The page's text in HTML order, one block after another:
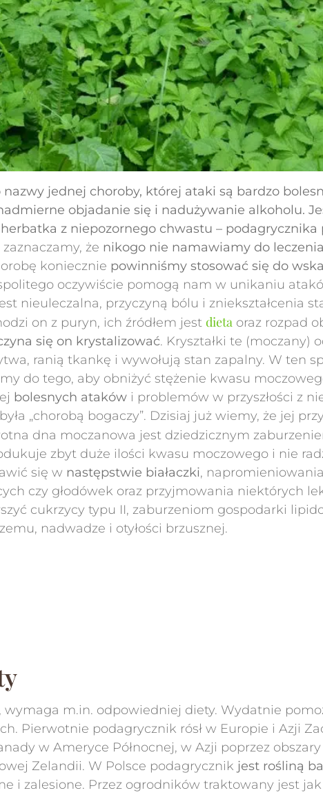
jednej choroby, której ataki są bardzo
objadanie się i nadużywanie alkoholu.
z niepozornego chwastu – podagrycznika
że nikogo nie namawiamy do
koniecznie powinniśmy stosować się do
oczywiście pomogą nam w unikaniu
nieuleczalna, przyczyną bólu i zniekształcenia
on z puryn, ich źródłem jest dieta oraz rozpad
się on krystalizować. Kryształki te (moczany)
ranią tkankę i wywołują stan zapalny. W ten
do tego, aby obniżyć stężenie kwasu
bolesnych ataków i problemów w przyszłości z
„chorobą bogaczy”. Dzisiaj już wiemy, że jej
dna moczanowa jest dziedzicznym
zbyt duże ilości kwasu moczowego i nie
się w następstwie białaczki,
czy głodówek oraz przyjmowania niektórych
cukrzycy typu II, zaburzeniom gospodarki
nadwadze i otyłości brzusznej.
, wymaga m.in. odpowiedniej diety. Wydatnie
Pierwotnie podagrycznik rósł w Europie i Azji
w Ameryce Północnej, w Azji poprzez
Zelandii. W Polsce podagrycznik jest rośliną
i zalesione. Przez ogrodników traktowany jest